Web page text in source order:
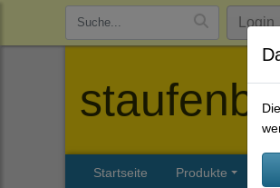
Login
Startseite Produkte